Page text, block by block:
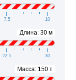
7.5 10
Длина: 30 м
22.5 30
Масса: 150 т